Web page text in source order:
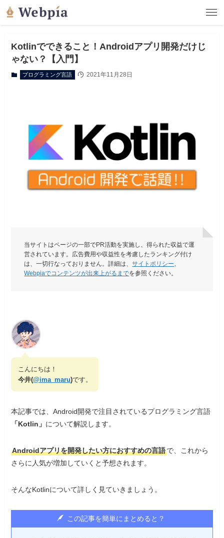
Kotlinでできること！Androidアプリ開発だけじ
ゃない？【入門】
プログラミング言語 2021年11月28日
当サイトはページの一部でPR活動を実施し、得られた収益で運
営されています。広告費用や収益性を考慮したランキング付け
は、一切行なっておりません。詳細は、サイトポリシー、
Webpiaでコンテンツが出来上がるまでを参照ください。
こんにちは！
今井(@ima_maru)です。
本記事では、Android開発で注目されているプログラミング言語
「Kotlin」 について解説します。
Androidアプリを開発したい方におすすめの言語で、これから
さらに人気が増加していくと予想されます。
そんなKotlinについて詳しく見ていきましょう。
この記事を簡単にまとめると？